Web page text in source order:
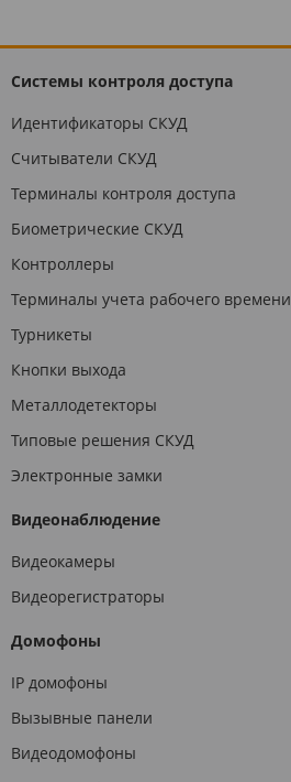
Системы контроля доступа
Идентификаторы СКУД
Считыватели СКУД
Терминалы контроля доступа
Биометрические СКУД
Контроллеры
Терминалы учета рабочего времени
Турникеты
Кнопки выхода
Металлодетекторы
Типовые решения СКУД
Электронные замки
Видеонаблюдение
Видеокамеры
Видеорегистраторы
Домофоны
IP домофоны
Вызывные панели
Видеодомофоны